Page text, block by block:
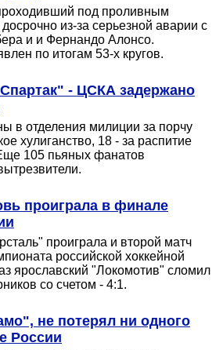
под проливным
из-за серьезной аварии с
и и Фернандо Алонсо.
по итогам 53-х кругов.
- ЦСКА задержано
в отделения милиции за порчу
хулиганство, 18 - за распитие
105 пьяных фанатов
проиграла в финале
проиграла и второй матч
российской хоккейной
ярославский "Локомотив" сломил
со счетом - 4:1.
не потерял ни одного
России